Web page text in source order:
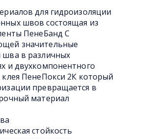
для гидроизоляции
швов состоящая из
ПенеБанд С
значительные
в различных
и двухкомпонентного
клея ПенеПокси 2К который
превращается в
материал
стойкость